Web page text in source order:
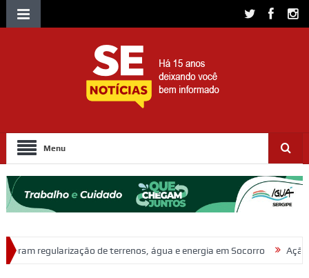
Menu
de terrenos, água e energia em Socorro Ação policial prende trio